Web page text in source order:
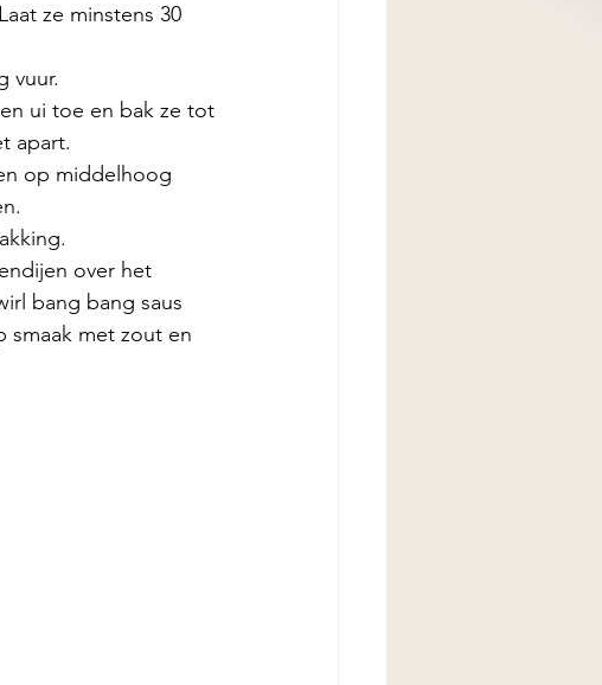
ze minstens 30
vuur.
ui toe en bak ze tot
apart.
op middelhoog
over het
bang bang saus
smaak met zout en